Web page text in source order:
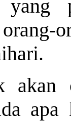
yang
akan
apa